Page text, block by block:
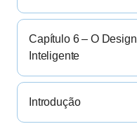
Capítulo 6 – O Design
Inteligente
Introdução